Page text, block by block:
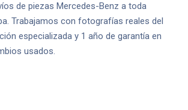
de piezas Mercedes-Benz a toda
Trabajamos con fotografías reales del
especializada y 1 año de garantía en
usados.